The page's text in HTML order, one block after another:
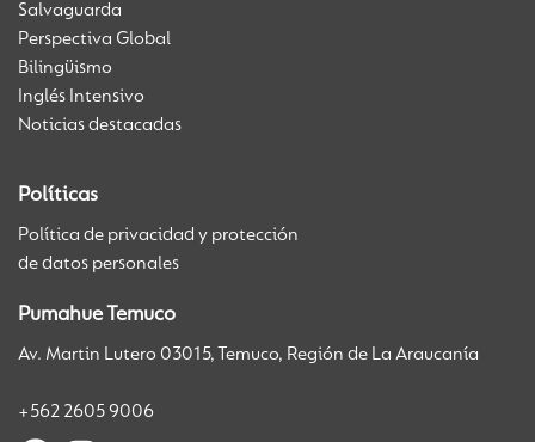
Salvaguarda
Perspectiva Global
Bilingüismo
Inglés Intensivo
Noticias destacadas
Políticas
Política de privacidad y protección
de datos personales
Pumahue Temuco
Av. Martin Lutero 03015, Temuco, Región de La Araucanía
+562 2605 9006